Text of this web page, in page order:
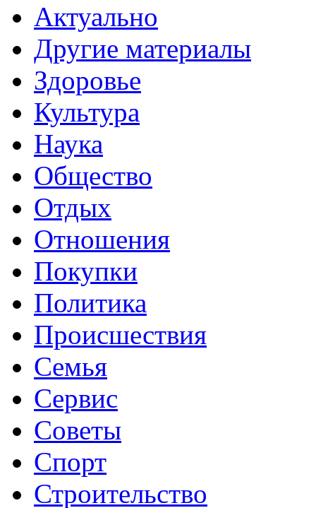
Актуально
Другие материалы
Здоровье
Культура
Наука
Общество
Отдых
Отношения
Покупки
Политика
Происшествия
Семья
Сервис
Советы
Спорт
Строительство